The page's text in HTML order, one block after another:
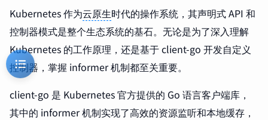
Kubernetes 作为云原生时代的操作系统，其声明式 API 和
控制器模式是整个生态系统的基石。无论是为了深入理解
Kubernetes 的工作原理，还是基于 client-go 开发自定义
控制器，掌握 informer 机制都至关重要。
client-go 是 Kubernetes 官方提供的 Go 语言客户端库，
其中的 informer 机制实现了高效的资源监听和本地缓存，